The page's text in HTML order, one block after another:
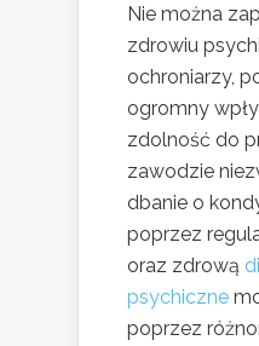
Nie można
zdrowiu
ochroniarzy,
ogromny
zdolność do
zawodzie
dbanie o
poprzez
oraz zdrową
psychiczne
poprzez